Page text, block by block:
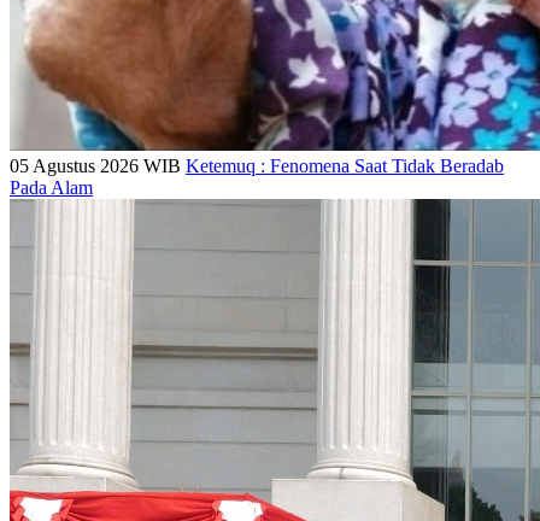
05 Agustus 2026 WIB Ketemuq : Fenomena Saat Tidak Beradab
Pada Alam